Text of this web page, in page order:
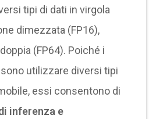
tipi di dati in virgola
dimezzata (FP16),
(FP64). Poiché i
utilizzare diversi tipi
essi consentono di
inferenza e